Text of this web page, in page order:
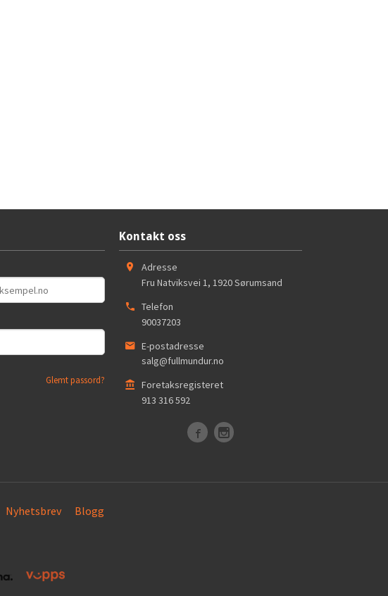
Glemt passord?
Kontakt oss
Adresse
Fru Natviksvei 1, 1920Sørumsand
Telefon
90037203
E-postadresse
salg@fullmundur.no
Foretaksregisteret
913 316 592
Nyhetsbrev Blogg